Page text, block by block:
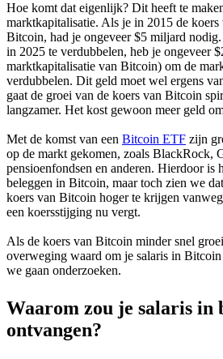
Hoe komt dat eigenlijk? Dit heeft te
marktkapitalisatie. Als je in 2015 de
Bitcoin, had je ongeveer $5 miljard
in 2025 te verdubbelen, heb je ongeveer
marktkapitalisatie van Bitcoin) om de
verdubbelen. Dit geld moet wel ergens
gaat de groei van de koers van Bitcoin
langzamer. Het kost gewoon meer geld
Met de komst van een Bitcoin ETF zijn
op de markt gekomen, zoals BlackRock,
pensioenfondsen en anderen. Hierdoor is
beleggen in Bitcoin, maar toch zien we
koers van Bitcoin hoger te krijgen
een koersstijging nu vergt.
Als de koers van Bitcoin minder snel
overweging waard om je salaris in
we gaan onderzoeken.
Waarom zou je salaris in
ontvangen?